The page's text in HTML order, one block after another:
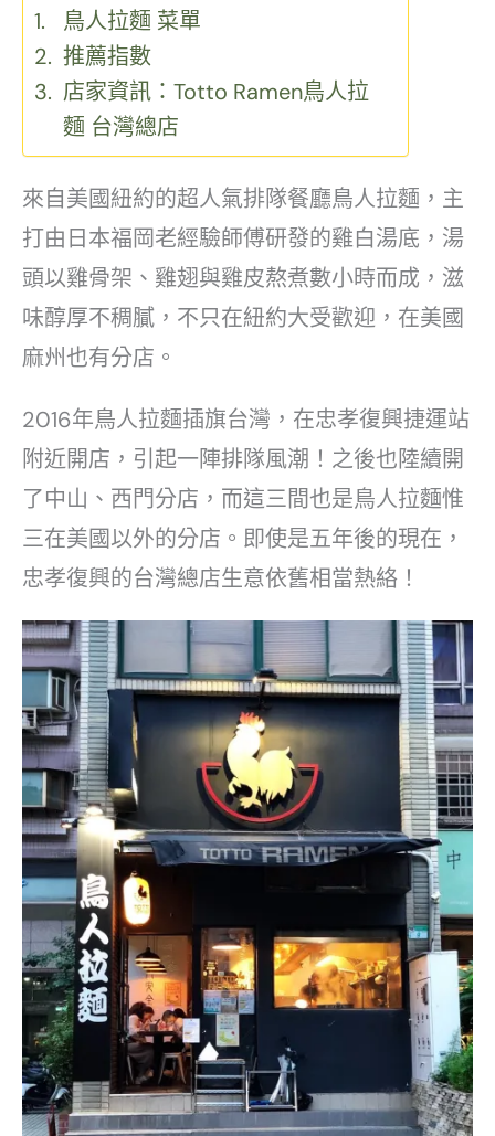
鳥人拉麵 菜單
推薦指數
店家資訊：Totto Ramen鳥人拉
麵 台灣總店
來自美國紐約的超人氣排隊餐廳鳥人拉麵，主
打由日本福岡老經驗師傅研發的雞白湯底，湯
頭以雞骨架、雞翅與雞皮熬煮數小時而成，滋
味醇厚不稠膩，不只在紐約大受歡迎，在美國
麻州也有分店。
2016年鳥人拉麵插旗台灣，在忠孝復興捷運站
附近開店，引起一陣排隊風潮！之後也陸續開
了中山、西門分店，而這三間也是鳥人拉麵惟
三在美國以外的分店。即使是五年後的現在，
忠孝復興的台灣總店生意依舊相當熱絡！